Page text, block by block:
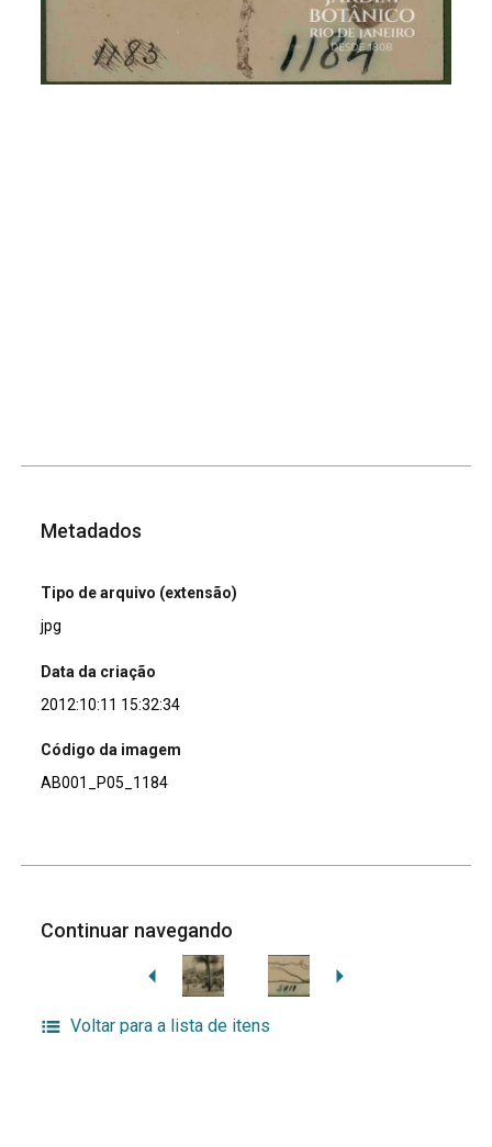
Metadados
Tipo de arquivo (extensão)
jpg
Data da criação
2012:10:11 15:32:34
Código da imagem
AB001_P05_1184
Continuar navegando
Voltar para a lista de itens